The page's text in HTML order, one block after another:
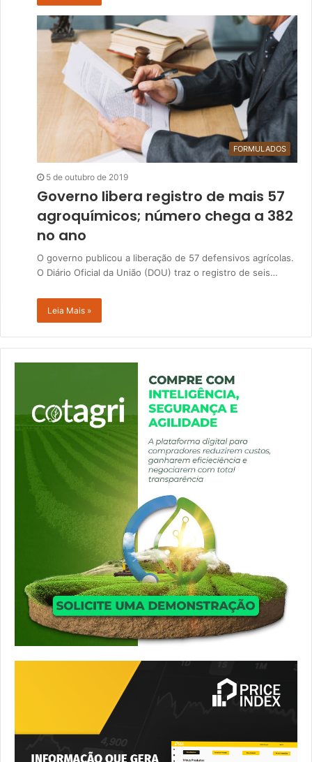
FORMULADOS
5 de outubro de 2019
Governo libera registro de mais 57
agroquímicos; número chega a 382
no ano
O governo publicou a liberação de 57 defensivos agrícolas.
O Diário Oficial da União (DOU) traz o registro de seis…
Leia Mais »